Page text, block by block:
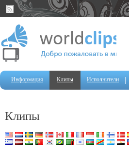
Информация Клипы Исполнители
Клипы